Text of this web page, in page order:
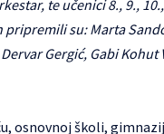
te učenici 8., 9.,
pripremili su: Marta
Gergić, Gabi Kohut
osnovnoj školi,